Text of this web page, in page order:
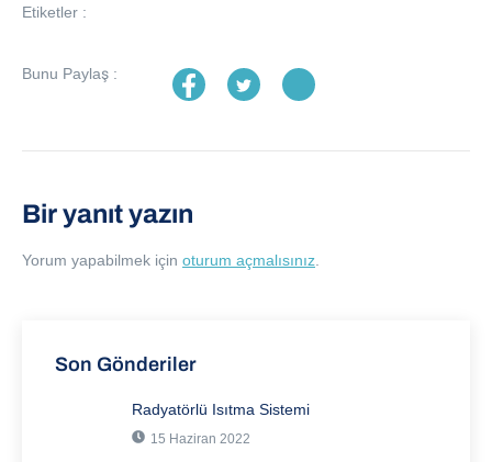
Etiketler :
Bunu Paylaş :
Bir yanıt yazın
Yorum yapabilmek için oturum açmalısınız
Son Gönderiler
Radyatörlü Isıtma Sistemi
15 Haziran 2022